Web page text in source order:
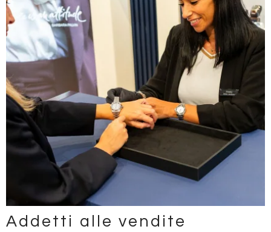
Addetti alle vendite